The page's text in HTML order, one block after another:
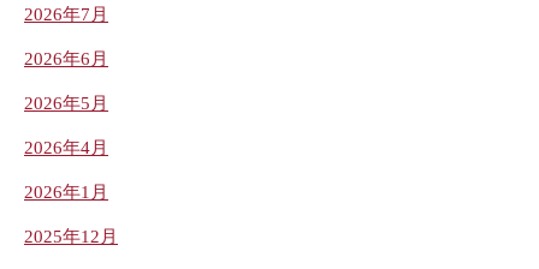
2026年7月
2026年6月
2026年5月
2026年4月
2026年1月
2025年12月